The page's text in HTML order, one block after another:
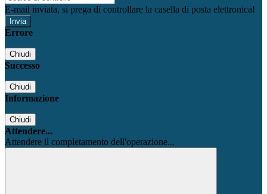
E-mail inviata, si prega di controllare la casella di posta elettronica!
Errore
Chiudi
Successo
Chiudi
Informazione
Chiudi
Attendere...
Attendere il completamento dell'operazione...